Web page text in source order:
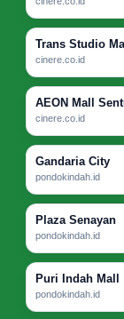
Trans Studio
cinere.co.id
AEON Mall
cinere.co.id
Gandaria City
pondokindah.id
Plaza Senayan
pondokindah.id
Puri Indah Mall
pondokindah.id